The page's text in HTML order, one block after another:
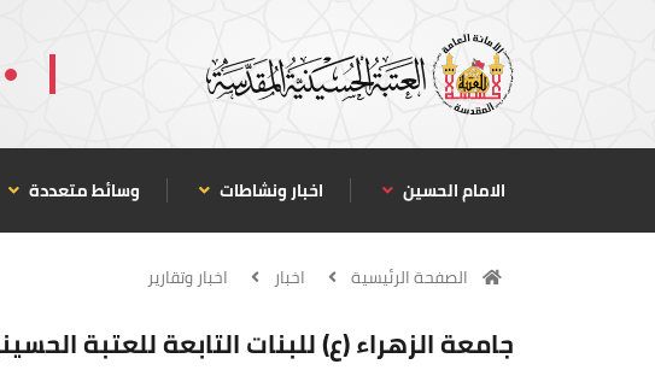
الامام الحسين اخبار ونشاطات وسائط متعددة
الصفحة الرئيسية اخبار اخبار وتقارير
جامعة الزهراء (ع) للبنات التابعة للعتبة